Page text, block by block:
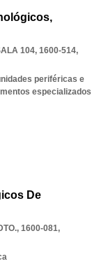
104, 1600-514,
periféricas e
especializados
De
1600-081,